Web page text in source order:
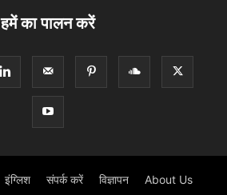
हमें का पालन करें
इंग्लिश संपर्क करें विज्ञापन About Us